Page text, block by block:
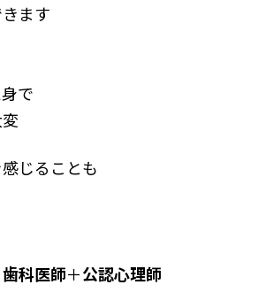
ます
で
じることも
歯科医師＋公認心理師